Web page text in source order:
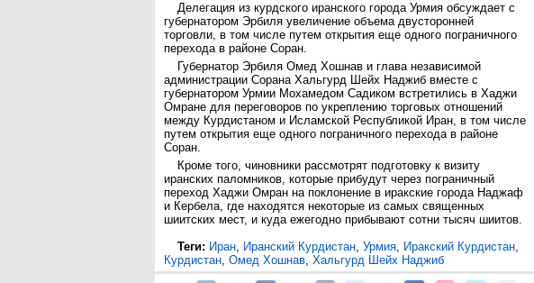
Делегация из курдского иранского города Урмия обсуждает с
губернатором Эрбиля увеличение объема двусторонней
торговли, в том числе путем открытия еще одного пограничного
перехода в районе Соран.
Губернатор Эрбиля Омед Хошнав и глава независимой
администрации Сорана Хальгурд Шейх Наджиб вместе с
губернатором Урмии Мохамедом Садиком встретились в Хаджи
Омране для переговоров по укреплению торговых отношений
между Курдистаном и Исламской Республикой Иран, в том числе
путем открытия еще одного пограничного перехода в районе
Соран.
Кроме того, чиновники рассмотрят подготовку к визиту
иранских паломников, которые прибудут через пограничный
переход Хаджи Омран на поклонение в иракские города Наджаф
и Кербела, где находятся некоторые из самых священных
шиитских мест, и куда ежегодно прибывают сотни тысяч шиитов.
Теги: Иран, Иранский Курдистан, Урмия, Иракский Курдистан,
Курдистан, Омед Хошнав, Хальгурд Шейх Наджиб